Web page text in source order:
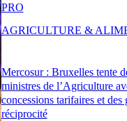
Mercosur : Bruxelles tente
ministres de l’Agriculture
concessions tarifaires et des
réciprocité
PRO
AGRICULTURE &